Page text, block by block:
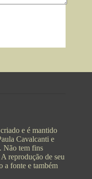
e é mantido
Cavalcanti e
Não tem fins
reprodução de seu
a fonte e também